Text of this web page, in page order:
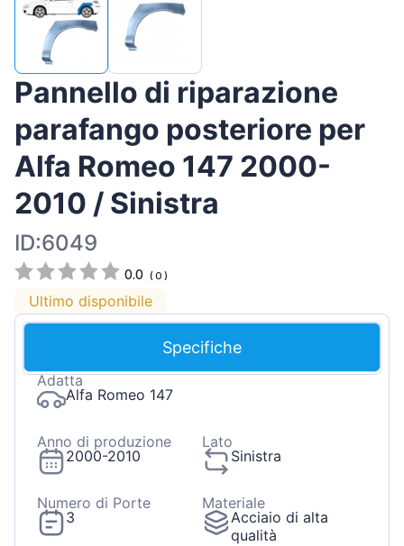
Pannello di riparazione
parafango posteriore per
Alfa Romeo 147 2000-
2010 / Sinistra
ID:6049
0.0 (0 )
Ultimo disponibile
Specifiche
Adatta
Alfa Romeo 147
Anno di produzione
2000-2010
Lato
Sinistra
Numero di Porte
3
Materiale
Acciaio di alta
qualità